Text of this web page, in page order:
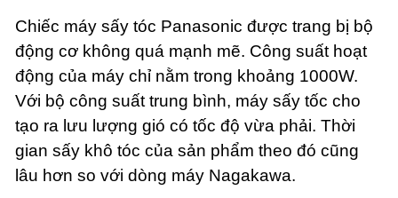
Chiếc máy sấy tóc Panasonic được trang bị bộ
động cơ không quá mạnh mẽ. Công suất hoạt
động của máy chỉ nằm trong khoảng 1000W.
Với bộ công suất trung bình, máy sấy tốc cho
tạo ra lưu lượng gió có tốc độ vừa phải. Thời
gian sấy khô tóc của sản phẩm theo đó cũng
lâu hơn so với dòng máy Nagakawa.